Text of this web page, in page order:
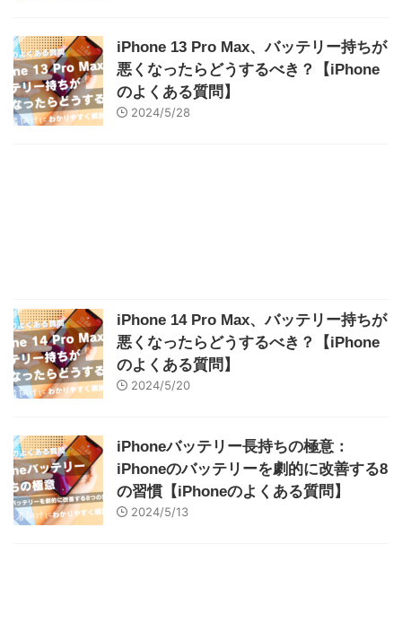
iPhone 13 Pro Max、バッテリー持ちが
悪くなったらどうするべき？【iPhone
のよくある質問】
2024/5/28
iPhone 14 Pro Max、バッテリー持ちが
悪くなったらどうするべき？【iPhone
のよくある質問】
2024/5/20
iPhoneバッテリー長持ちの極意：
iPhoneのバッテリーを劇的に改善する8
の習慣【iPhoneのよくある質問】
2024/5/13